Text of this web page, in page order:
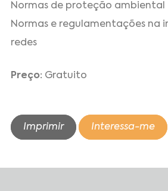
Normas de proteção ambiental
Normas e regulamentações na
redes
Preço: Gratuito
Imprimir Interessa-me